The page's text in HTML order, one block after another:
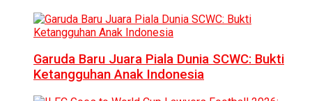
Garuda Baru Juara Piala Dunia SCWC: Bukti
Ketangguhan Anak Indonesia